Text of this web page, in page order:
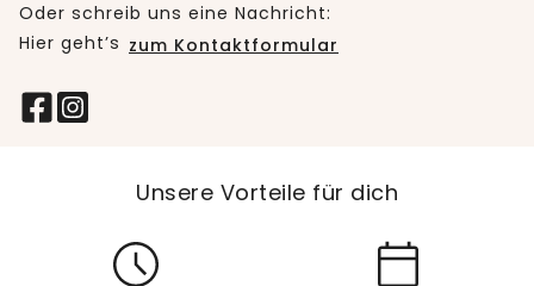
Oder schreib uns eine Nachricht:
Hier geht’s zum Kontaktformular
Unsere Vorteile für dich